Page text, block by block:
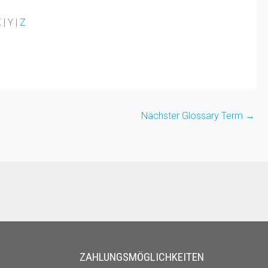
| Y | Z
Nächster Glossary Term →
ZAHLUNGSMÖGLICHKEITEN